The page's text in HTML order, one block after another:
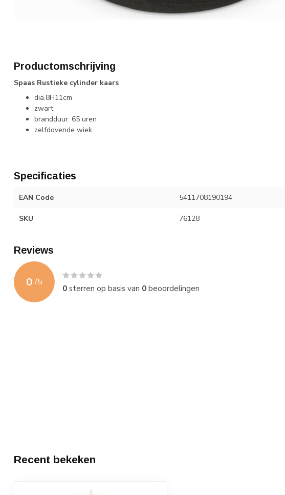
Productomschrijving
Spaas Rustieke cylinder kaars
dia.8H11cm
zwart
brandduur: 65 uren
zelfdovende wiek
Specificaties
EAN Code 5411708190194
SKU 76128
Reviews
0 /5
0sterren op basis van 0beoordelingen
Recent bekeken